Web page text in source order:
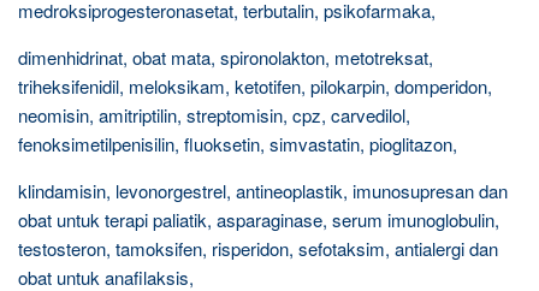
medroksiprogesteronasetat, terbutalin, psikofarmaka,
dimenhidrinat, obat mata, spironolakton, metotreksat,
triheksifenidil, meloksikam, ketotifen, pilokarpin, domperidon,
neomisin, amitriptilin, streptomisin, cpz, carvedilol,
fenoksimetilpenisilin, fluoksetin, simvastatin, pioglitazon,
klindamisin, levonorgestrel, antineoplastik, imunosupresan dan
obat untuk terapi paliatik, asparaginase, serum imunoglobulin,
testosteron, tamoksifen, risperidon, sefotaksim, antialergi dan
obat untuk anafilaksis,